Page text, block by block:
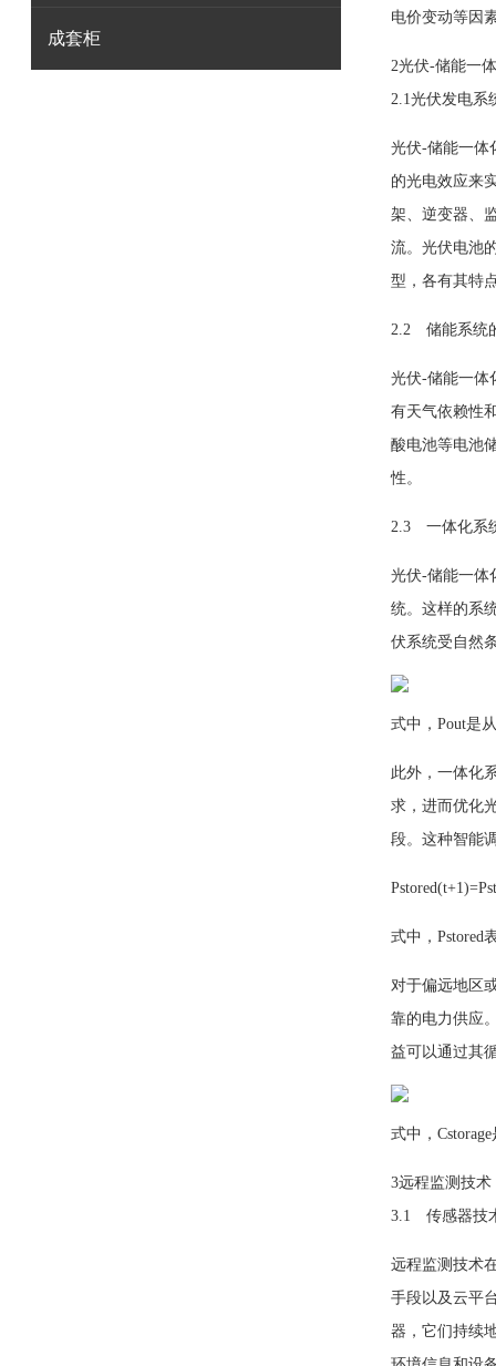
成套柜
电价变动等因
2光伏-储能一
2.1光伏发电系
光伏-储能一体
的光电效应来
架、逆变器、
流。光伏电池
型，各有其特
2.2 储能系统
光伏-储能一体
有天气依赖性
酸电池等电池
性。
2.3 一体化系
光伏-储能一体
统。这样的系
伏系统受自然
式中， Pout是
此外，一体化
求，进而优化
段。这种智能
Pstored(t+1)=P
式中， Pstored
对于偏远地区
靠的电力供应
益可以通过其
式中， C
3远程监测技术
3.1 传感器技
远程监测技术
手段以及云平
器，它们持续